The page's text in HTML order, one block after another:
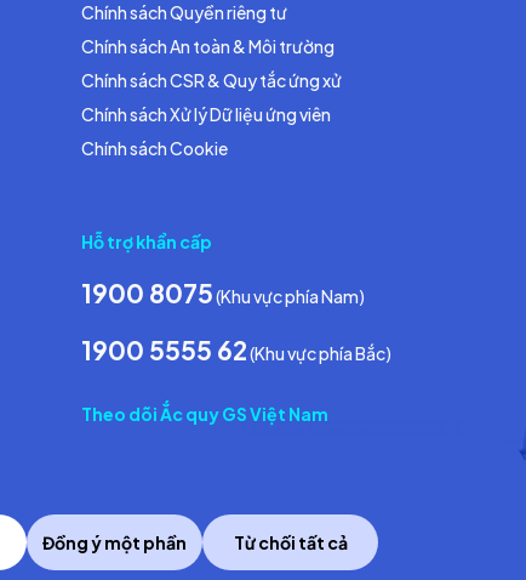
Chính sách Quyền riêng tư
Chính sách An toàn & Môi trường
Chính sách CSR & Quy tắc ứng xử
Chính sách Xử lý Dữ liệu ứng viên
Chính sách Cookie
Hỗ trợ khẩn cấp
1900 8075(Khu vực phía Nam)
1900 5555 62(Khu vực phía Bắc)
Theo dõi Ắc quy GS Việt Nam
Copyright © 2014 GS Battery Vietnam Co., Ltd
Đồng ý một phần Từ chối tất cả